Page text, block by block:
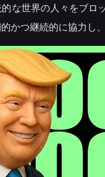
な世界の人々をブ
かつ継続的に協力し